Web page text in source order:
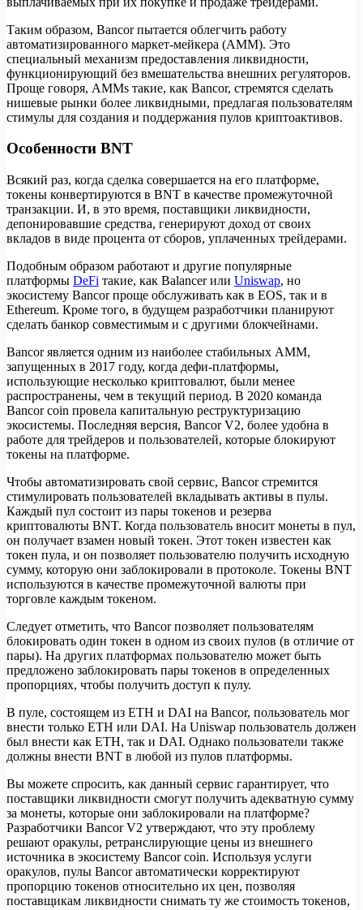
Таким образом, Bancor пытается облегчить работу
автоматизированного маркет-мейкера (AMM). Это
специальный механизм предоставления ликвидности,
функционирующий без вмешательства внешних регуляторов.
Проще говоря, AMMs такие, как Bancor, стремятся сделать
нишевые рынки более ликвидными, предлагая пользователям
стимулы для создания и поддержания пулов криптоактивов.
Особенности BNT
Всякий раз, когда сделка совершается на его платформе,
токены конвертируются в BNT в качестве промежуточной
транзакции. И, в это время, поставщики ликвидности,
депонировавшие средства, генерируют доход от своих
вкладов в виде процента от сборов, уплаченных трейдерами.
Подобным образом работают и другие популярные
платформы DeFi такие, как Balancer или Uniswap, но
экосистему Bancor проще обслуживать как в EOS, так и в
Ethereum. Кроме того, в будущем разработчики планируют
сделать банкор совместимым и с другими блокчейнами.
Bancor является одним из наиболее стабильных AMM,
запущенных в 2017 году, когда дефи-платформы,
использующие несколько криптовалют, были менее
распространены, чем в текущий период. В 2020 команда
Bancor coin провела капитальную реструктуризацию
экосистемы. Последняя версия, Bancor V2, более удобна в
работе для трейдеров и пользователей, которые блокируют
токены на платформе.
Чтобы автоматизировать свой сервис, Bancor стремится
стимулировать пользователей вкладывать активы в пулы.
Каждый пул состоит из пары токенов и резерва
криптовалюты BNT. Когда пользователь вносит монеты в пул,
он получает взамен новый токен. Этот токен известен как
токен пула, и он позволяет пользователю получить исходную
сумму, которую они заблокировали в протоколе. Токены BNT
используются в качестве промежуточной валюты при
торговле каждым токеном.
Следует отметить, что Bancor позволяет пользователям
блокировать один токен в одном из своих пулов (в отличие от
пары). На других платформах пользователю может быть
предложено заблокировать пары токенов в определенных
пропорциях, чтобы получить доступ к пулу.
В пуле, состоящем из ETH и DAI на Bancor, пользователь мог
внести только ETH или DAI. На Uniswap пользователь должен
был внести как ETH, так и DAI. Однако пользователи также
должны внести BNT в любой из пулов платформы.
Вы можете спросить, как данный сервис гарантирует, что
поставщики ликвидности смогут получить адекватную сумму
за монеты, которые они заблокировали на платформе?
Разработчики Bancor V2 утверждают, что эту проблему
решают оракулы, ретранслирующие цены из внешнего
источника в экосистему Bancor coin. Используя услуги
оракулов, пулы Bancor автоматически корректируют
пропорцию токенов относительно их цен, позволяя
поставщикам ликвидности снимать ту же стоимость токенов,